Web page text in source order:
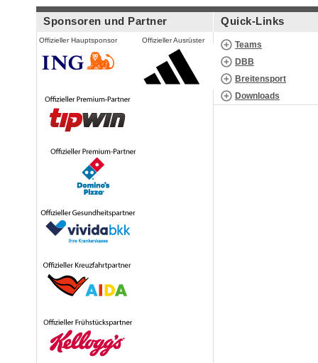
Sponsoren und Partner
Offizieller Hauptsponsor Offizieller Ausrüster
Quick-Links
Teams
DBB
Breitensport
Downloads